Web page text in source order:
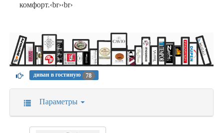
комфорт.‹br›‹br›
диван в гостиную 78
Параметры